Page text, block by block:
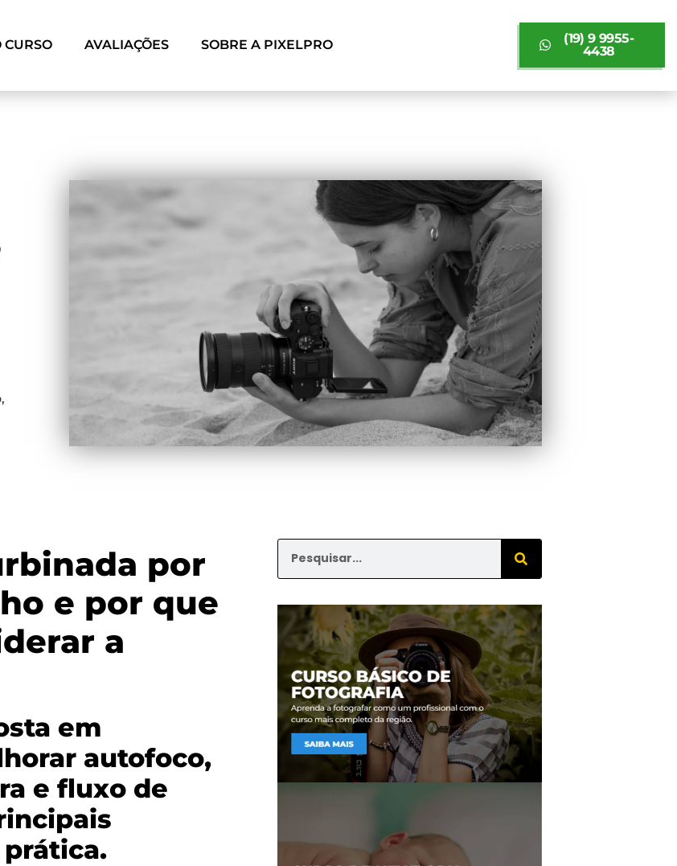
CURSO AVALIAÇÕES SOBRE A PIXELPRO
(19) 9 9955-
4438
por
e por que
a
em
autofoco,
e fluxo de